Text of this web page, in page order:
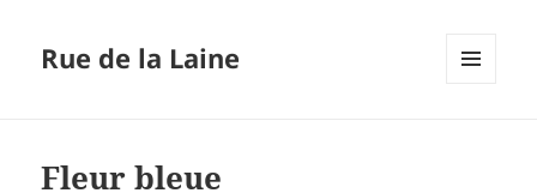
Rue de la Laine
Fleur bleue